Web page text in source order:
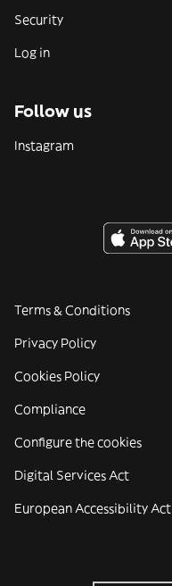
Security
Log in
Follow us
Instagram
Terms & Conditions
Privacy Policy
Cookies Policy
Compliance
Configure the cookies
Digital Services Act
European Accessibility Act